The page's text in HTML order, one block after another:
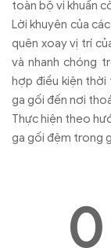
toàn bộ vi khuẩn
Lời khuyên của
quên xoay vị trí
và nhanh chóng
hợp điều kiện thời
ga gối đến nơi
Thực hiện theo
ga gối đệm trong
0